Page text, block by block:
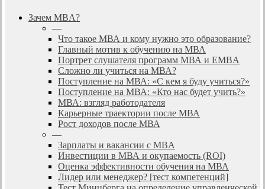
search
Menu
Зачем MBA?
—
Что такое МВА и кому нужно это образование?
Главный мотив к обучению на МВА
Портрет слушателя программ МВА и EMBA
Сложно ли учиться на МВА?
Поступление на МВА: «С кем я буду учиться?»
Поступление на МВА: «Кто нас будет учить?»
МВА: взгляд работодателя
Карьерные траектории после МВА
Рост доходов после МВА
—
Зарплаты и вакансии с MBA
Инвестиции в МВА и окупаемость (ROI)
Оценка эффективности обучения на МВА
Лидер или менеджер? [тест компетенций]